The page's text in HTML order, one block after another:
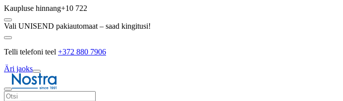
Kaupluse hinnang+10 722
Vali UNISEND pakiautomaat – saad kingitusi!
Telli telefoni teel +372 880 7906
Äri jaoks